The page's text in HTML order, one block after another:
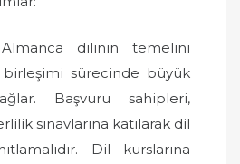
dilinin temelini
sürecinde büyük
Başvuru sahipleri,
sınavlarına katılarak dil
Dil kurslarına